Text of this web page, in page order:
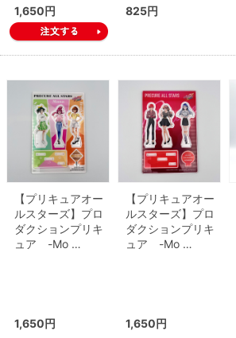
1,650円 825円
【プリキュアオー
ルスターズ】プロ
ダクションプリキ
ュア -Mo …
1,650円
【プリキュアオー
ルスターズ】プロ
ダクションプリキ
ュア -Mo …
1,650円